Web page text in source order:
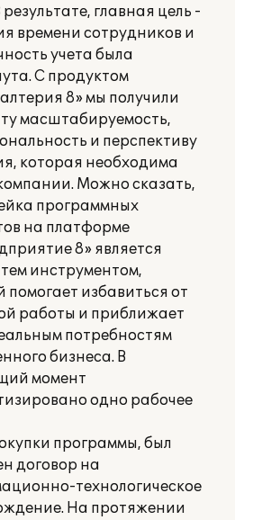
главная цель -
времени сотрудников и
учета была
С продуктом
8» мы получили
масштабируемость,
и перспективу
которая необходима
Можно сказать,
программных
на платформе
8» является
инструментом,
помогает избавиться от
работы и приближает
потребностям
бизнеса. В
момент
одно рабочее
программы, был
договор на
технологическое
На протяжении